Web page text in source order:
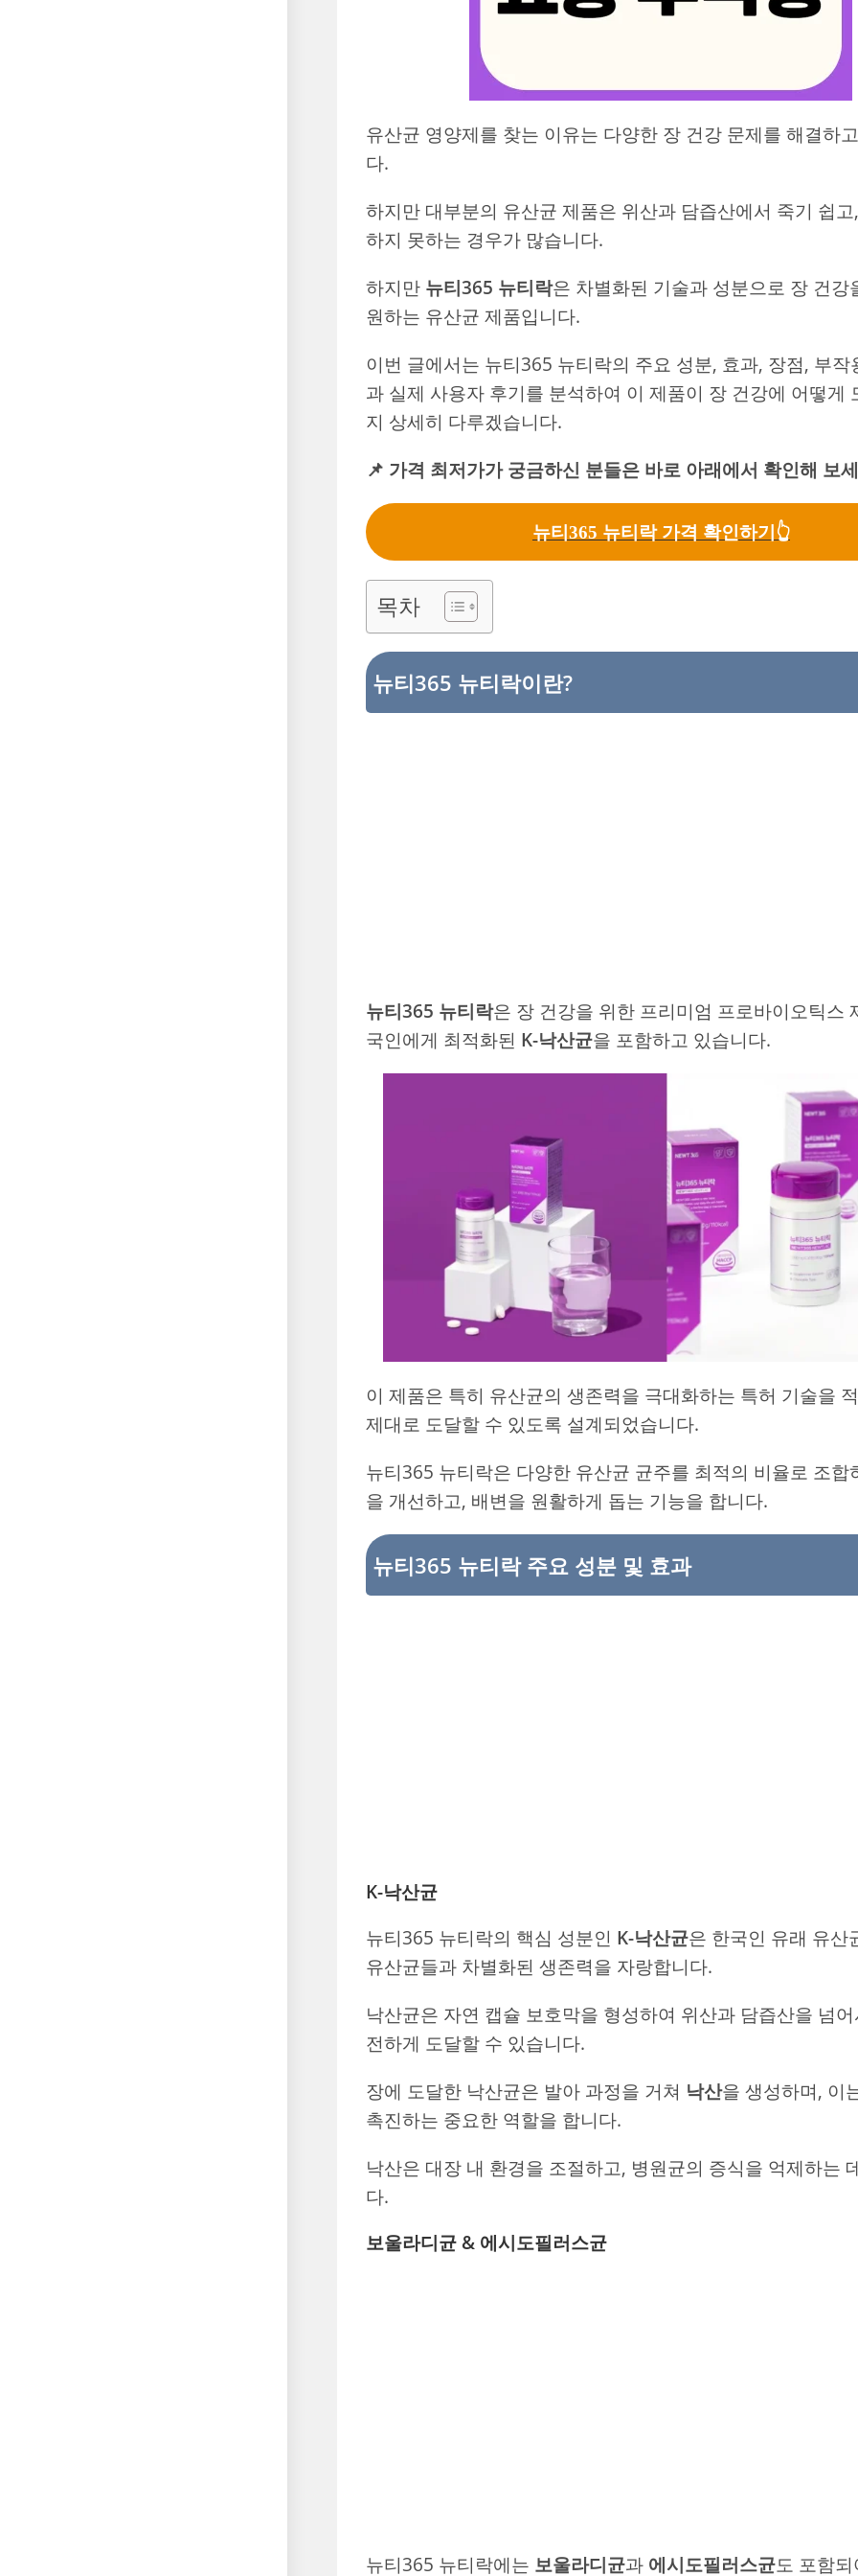
유산균 영양제를 찾는 이유는 다양한 장 건강 문제를 해결하
다.
하지만 대부분의 유산균 제품은 위산과 담즙산에서 죽기 쉽
하지 못하는 경우가 많습니다.
하지만 뉴티365 뉴티락은 차별화된 기술과 성분으로 장 건강
원하는 유산균 제품입니다.
이번 글에서는 뉴티365 뉴티락의 주요 성분, 효과, 장점, 부작
과 실제 사용자 후기를 분석하여 이 제품이 장 건강에 어떻게
지 상세히 다루겠습니다.
📌 가격 최저가가 궁금하신 분들은 바로 아래에서 확인해 보
뉴티365 뉴티락 가격 확인하기👆
목차
뉴티365 뉴티락이란?
뉴티365 뉴티락은 장 건강을 위한 프리미엄 프로바이오틱스
국인에게 최적화된 K-낙산균을 포함하고 있습니다.
이 제품은 특히 유산균의 생존력을 극대화하는 특허 기술을
제대로 도달할 수 있도록 설계되었습니다.
뉴티365 뉴티락은 다양한 유산균 균주를 최적의 비율로 조합
을 개선하고, 배변을 원활하게 돕는 기능을 합니다.
뉴티365 뉴티락 주요 성분 및 효과
K-낙산균
뉴티365 뉴티락의 핵심 성분인 K-낙산균은 한국인 유래 유산
유산균들과 차별화된 생존력을 자랑합니다.
낙산균은 자연 캡슐 보호막을 형성하여 위산과 담즙산을 넘
전하게 도달할 수 있습니다.
장에 도달한 낙산균은 발아 과정을 거쳐 낙산을 생성하며, 이
촉진하는 중요한 역할을 합니다.
낙산은 대장 내 환경을 조절하고, 병원균의 증식을 억제하는
다.
보울라디균 & 에시도필러스균
뉴티365 뉴티락에는 보울라디균과 에시도필러스균도 포함